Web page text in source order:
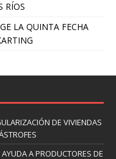
RÍOS
LA QUINTA FECHA
DE VIVIENDAS
A PRODUCTORES DE